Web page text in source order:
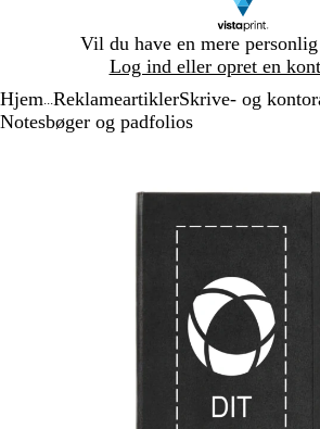
Vil du have en mere
Log ind eller opret en
1
Hjem ReklameartiklerSkrive- og
Notesbøger og padfolios
minimum
at
plus
minus
at
zoome
og
piletasterne
til
at
panorere